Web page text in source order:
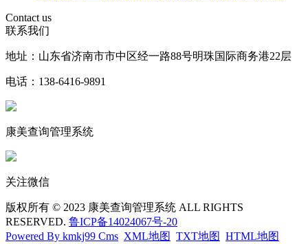
Contact us
联系我们
地址：山东省济南市市中区经一路88号明珠国际商务港22层
电话：138-6416-9891
康美查询管理系统
关注微信
版权所有 © 2023 康美查询管理系统 ALL RIGHTS
RESERVED. 鲁ICP备14024067号-20
Powered By kmkj99 Cms XML地图 TXT地图 HTML地图